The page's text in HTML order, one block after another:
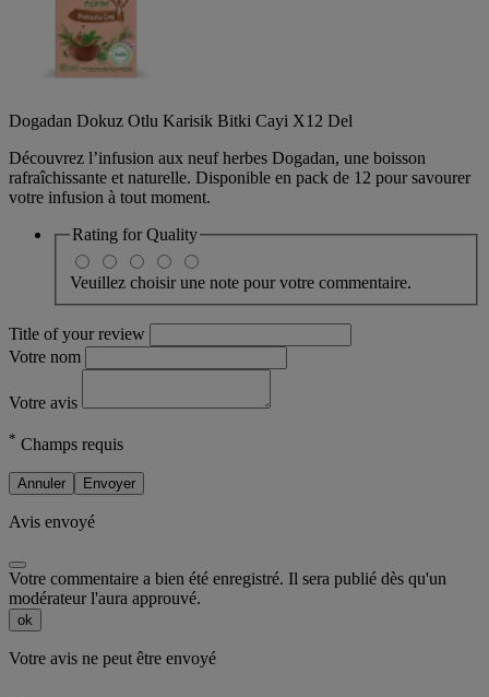
Dogadan Dokuz Otlu Karisik Bitki Cayi X12 Del
Découvrez l’infusion aux neuf herbes Dogadan, une boisson
rafraîchissante et naturelle. Disponible en pack de 12 pour savourer
votre infusion à tout moment.
Rating forQuality
Veuillez choisir une note pour votre commentaire.
Title of your review
Votre nom
Votre avis
* Champs requis
Annuler Envoyer
Avis envoyé
Votre commentaire a bien été enregistré. Il sera publié dès qu'un
modérateur l'aura approuvé.
ok
Votre avis ne peut être envoyé